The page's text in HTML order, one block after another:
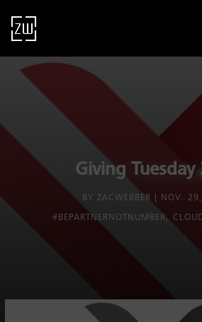
Giving Tuesday
BY ZACWEBBER NOV.
#BEPARTNERNOTNUMBER,